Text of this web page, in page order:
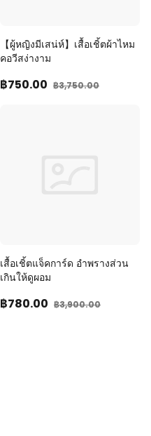
【ผู้หญิงมีเสน่ห์】เสื้อเชิ้ตผ้าไหม
คอวีสง่างาม
฿750.00 ฿3,750.00
เสื้อเชิ้ตแจ็คการ์ด อำพรางส่วน
เกินให้ดูผอม
฿780.00 ฿3,900.00